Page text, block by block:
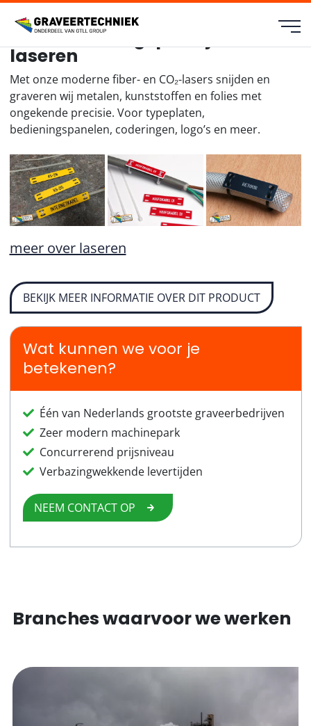
Kabelmarkering en Pijp-
buismarkeringsplaatjes
laseren
Met onze moderne fiber- en CO₂-lasers snijden en
graveren wij metalen, kunststoffen en folies met
ongekende precisie. Voor typeplaten,
bedieningspanelen, coderingen, logo’s en meer.
meer over laseren
BEKIJK MEER INFORMATIE OVER DIT PRODUCT
Wat kunnen we voor je
betekenen?
Één van Nederlands grootste graveerbedrijven
Zeer modern machinepark
Concurrerend prijsniveau
Verbazingwekkende levertijden
NEEM CONTACT OP
Branches waarvoor we werken